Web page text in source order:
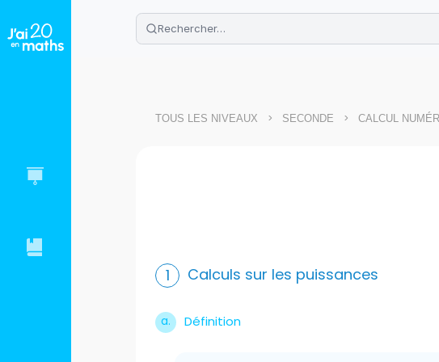
🌴Cahier de vacances offert: révise les maths
Télécharge ton PDF gratuit et progresse avec des
TOUS LES NIVEAUX > SECONDE > CALCUL
Calculs sur les puissances
Définition